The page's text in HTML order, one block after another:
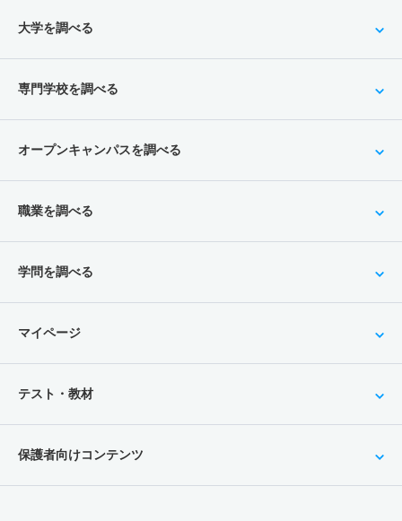
大学を調べる
専門学校を調べる
オープンキャンパスを調べる
職業を調べる
学問を調べる
マイページ
テスト・教材
保護者向けコンテンツ